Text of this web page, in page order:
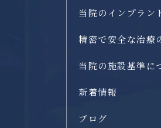
当院のインプラン
精密で安全な治療
当院の施設基準に
新着情報
ブログ